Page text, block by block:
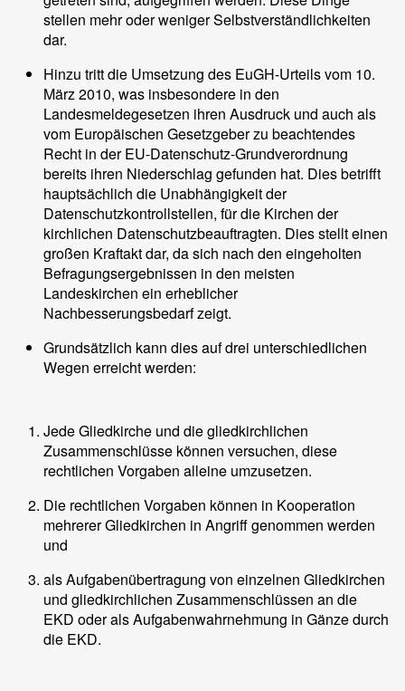
stellen mehr oder weniger Selbstverständlichkeiten
dar.
Hinzu tritt die Umsetzung des EuGH-Urteils vom 10.
März 2010, was insbesondere in den
Landesmeldegesetzen ihren Ausdruck und auch als
vom Europäischen Gesetzgeber zu beachtendes
Recht in der EU-Datenschutz-Grundverordnung
bereits ihren Niederschlag gefunden hat. Dies betrifft
hauptsächlich die Unabhängigkeit der
Datenschutzkontrollstellen, für die Kirchen der
kirchlichen Datenschutzbeauftragten. Dies stellt einen
großen Kraftakt dar, da sich nach den eingeholten
Befragungsergebnissen in den meisten
Landeskirchen ein erheblicher
Nachbesserungsbedarf zeigt.
Grundsätzlich kann dies auf drei unterschiedlichen
Wegen erreicht werden:
Jede Gliedkirche und die gliedkirchlichen
Zusammenschlüsse können versuchen, diese
rechtlichen Vorgaben alleine umzusetzen.
Die rechtlichen Vorgaben können in Kooperation
mehrerer Gliedkirchen in Angriff genommen werden
und
als Aufgabenübertragung von einzelnen Gliedkirchen
und gliedkirchlichen Zusammenschlüssen an die
EKD oder als Aufgabenwahrnehmung in Gänze durch
die EKD.